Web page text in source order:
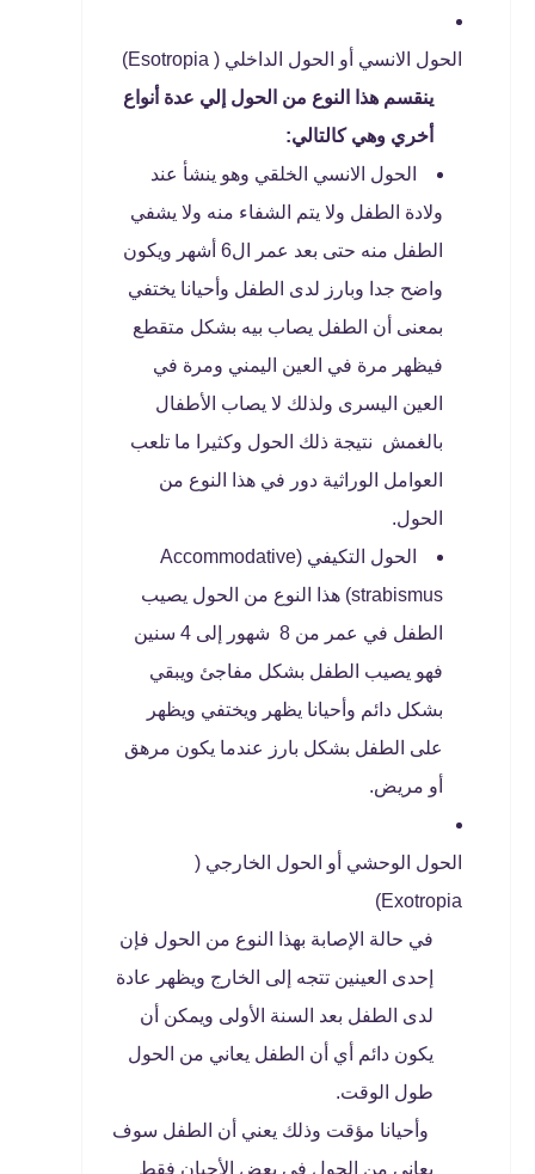
الحول الانسي أو الحول الداخلي ( Esotropia)
ينقسم هذا النوع من الحول إلي عدة أنواع
أخري وهي كالتالي:
الحول الانسي الخلقي وهو ينشأ عند
ولادة الطفل ولا يتم الشفاء منه ولا يشفي
الطفل منه حتى بعد عمر ال6 أشهر ويكون
واضح جدا وبارز لدى الطفل وأحيانا يختفي
بمعنى أن الطفل يصاب بيه بشكل متقطع
فيظهر مرة في العين اليمني ومرة في
العين اليسرى ولذلك لا يصاب الأطفال
بالغمش نتيجة ذلك الحول وكثيرا ما تلعب
العوامل الوراثية دور في هذا النوع من
الحول.
الحول التكيفي (Accommodative
strabismus) هذا النوع من الحول يصيب
الطفل في عمر من 8 شهور إلى 4 سنين
فهو يصيب الطفل بشكل مفاجئ ويبقي
بشكل دائم وأحيانا يظهر ويختفي ويظهر
على الطفل بشكل بارز عندما يكون مرهق
أو مريض.
الحول الوحشي أو الحول الخارجي (
Exotropia)
في حالة الإصابة بهذا النوع من الحول فإن
إحدى العينين تتجه إلى الخارج ويظهر عادة
لدى الطفل بعد السنة الأولى ويمكن أن
يكون دائم أي أن الطفل يعاني من الحول
طول الوقت.
وأحيانا مؤقت وذلك يعني أن الطفل سوف
يعاني من الحول في بعض الأحيان فقط